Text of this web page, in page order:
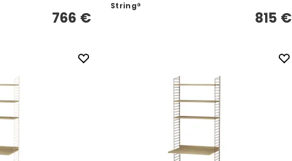
766 €
String®
815 €